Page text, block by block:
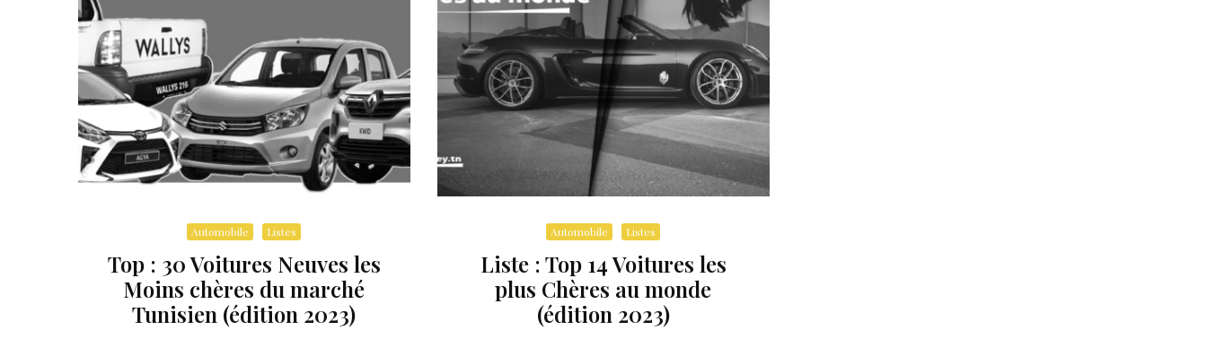
Automobile Listes
Top : 30 Voitures Neuves les
Moins chères du marché
Tunisien (édition 2023)
Automobile Listes
Liste : Top 14 Voitures les
plus Chères au monde
(édition 2023)